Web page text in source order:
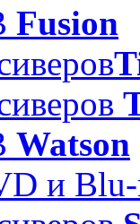
Fusion
Watson
и